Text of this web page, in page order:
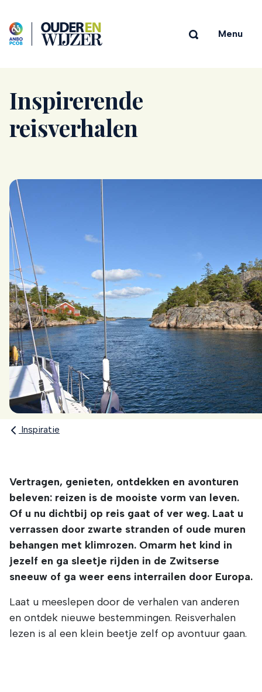
Menu
Inspirerende
reisverhalen
Inspiratie
Vertragen, genieten, ontdekken en avonturen
beleven: reizen is de mooiste vorm van leven.
Of u nu dichtbij op reis gaat of ver weg. Laat u
verrassen door zwarte stranden of oude muren
behangen met klimrozen. Omarm het kind in
jezelf en ga sleetje rijden in de Zwitserse
sneeuw of ga weer eens interrailen door Europa.
Laat u meeslepen door de verhalen van anderen
en ontdek nieuwe bestemmingen. Reisverhalen
lezen is al een klein beetje zelf op avontuur gaan.